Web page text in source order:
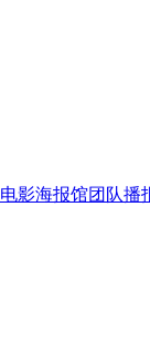
电影海报馆团队播